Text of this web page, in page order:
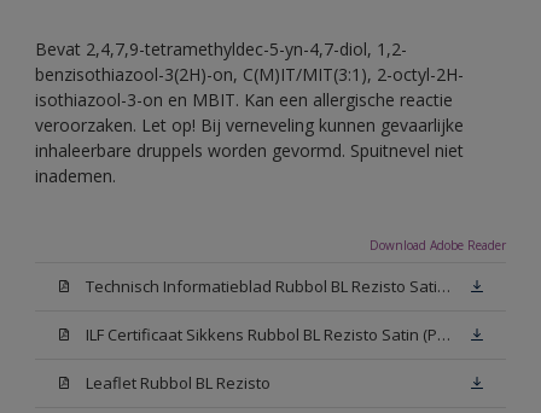
Bevat 2,4,7,9-tetramethyldec-5-yn-4,7-diol, 1,2-
benzisothiazool-3(2H)-on, C(M)IT/MIT(3:1), 2-octyl-2H-
isothiazool-3-on en MBIT. Kan een allergische reactie
veroorzaken. Let op! Bij verneveling kunnen gevaarlijke
inhaleerbare druppels worden gevormd. Spuitnevel niet
inademen.
Download Adobe Reader
Technisch Informatieblad Rubbol BL Rezisto Satin (PDF)
ILF Certificaat Sikkens Rubbol BL Rezisto Satin (PDF)
Leaflet Rubbol BL Rezisto